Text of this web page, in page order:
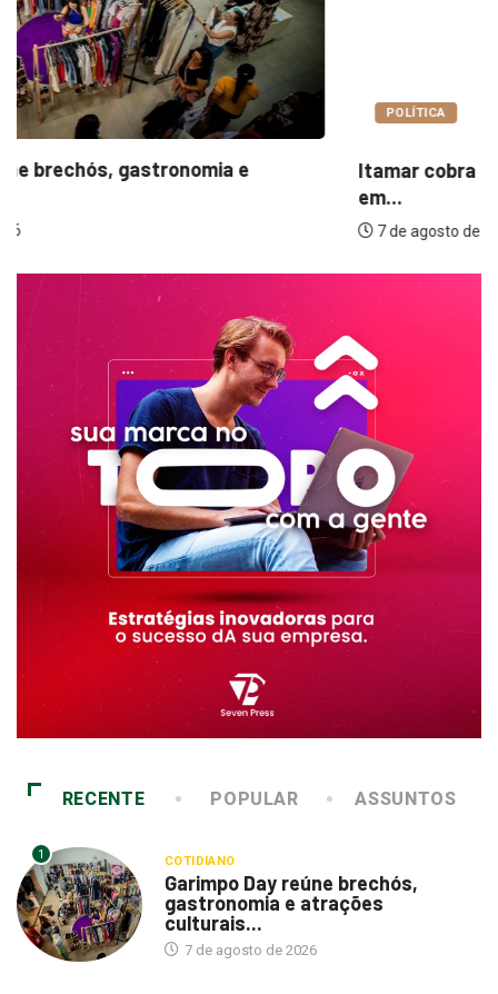
POLÍTICA
Itamar cobra prazo para melhorias estruturais
RECENTE POPULAR ASSUNTOS
1 COTIDIANO
Garimpo Day reúne brechós,
gastronomia e atrações
culturais...
7 de agosto de 2026